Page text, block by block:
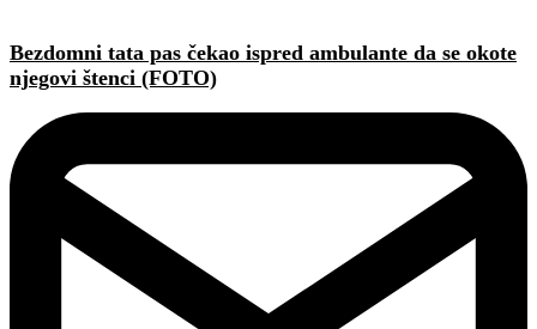
Bezdomni tata pas čekao ispred ambulante da se okote
njegovi štenci (FOTO)